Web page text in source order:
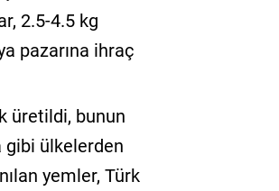
2.5-4.5 kg
pazarına ihraç
üretildi, bunun
gibi ülkelerden
yemler, Türk